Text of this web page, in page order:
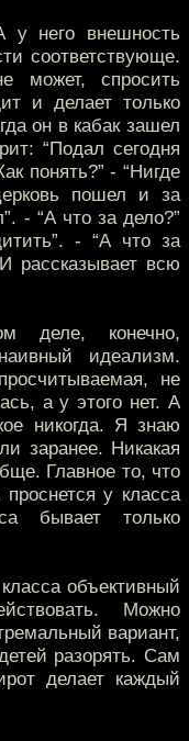
у него внешность
соответствующе.
может, спросить
и делает только
он в кабак зашел
“Подал сегодня
понять?” - “Нигде
пошел и за
- “А что за дело?”
- “А что за
рассказывает всю
деле, конечно,
идеализм.
не
а у этого нет. А
никогда. Я знаю
заранее. Никакая
Главное то, что
у класса
бывает только
объективный
Можно
вариант,
разорять. Сам
делает каждый